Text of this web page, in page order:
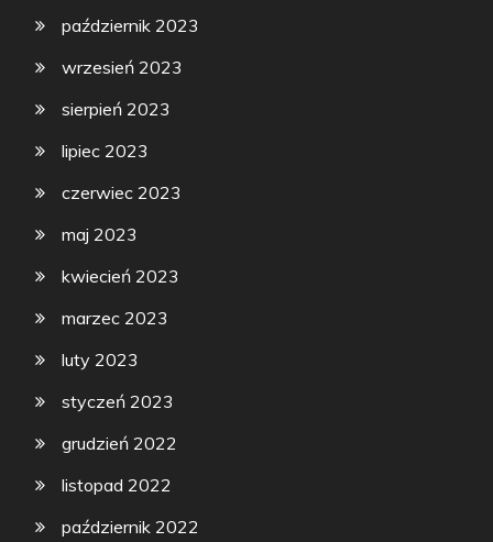
październik 2023
wrzesień 2023
sierpień 2023
lipiec 2023
czerwiec 2023
maj 2023
kwiecień 2023
marzec 2023
luty 2023
styczeń 2023
grudzień 2022
listopad 2022
październik 2022